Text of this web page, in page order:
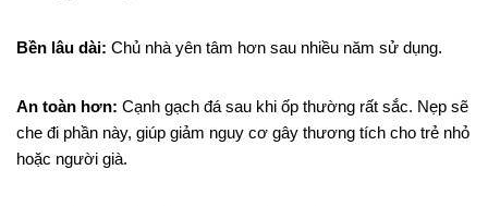
Bền lâu dài: Chủ nhà yên tâm hơn sau nhiều năm sử dụng.
An toàn hơn: Cạnh gạch đá sau khi ốp thường rất sắc. Nẹp sẽ
che đi phần này, giúp giảm nguy cơ gây thương tích cho trẻ nhỏ
hoặc người già.